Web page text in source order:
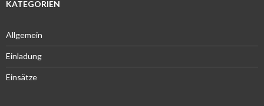
KATEGORIEN
Allgemein
Einladung
Einsätze